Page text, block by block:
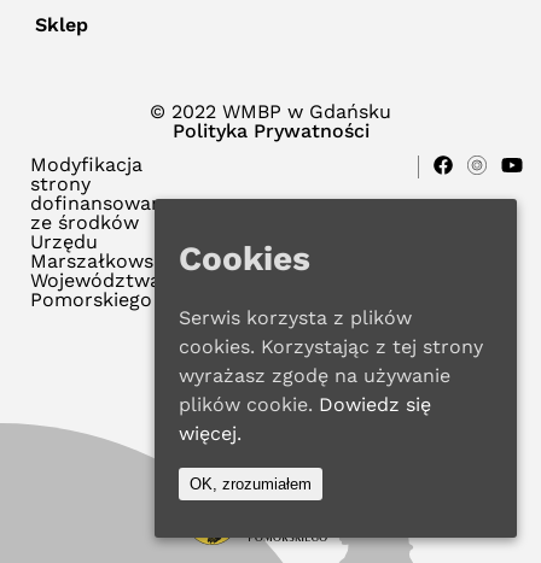
Sklep
© 2022 WMBP w Gdańsku
Polityka Prywatności
Modyfikacja
strony
dofinansowana
ze środków
Urzędu
Marszałkowskiego
Województwa
Pomorskiego
Cookies
Serwis korzysta z plików
cookies. Korzystając z tej strony
wyrażasz zgodę na używanie
plików cookie. Dowiedz się
więcej.
OK, zrozumiałem